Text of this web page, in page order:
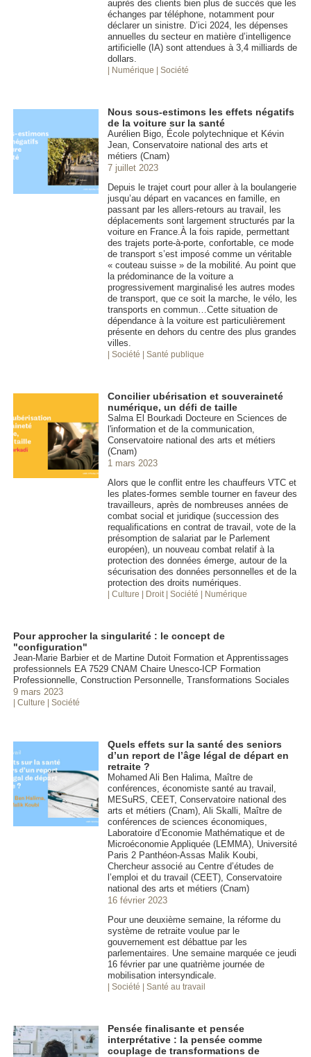
auprès des clients bien plus de succès que les
échanges par téléphone, notamment pour
déclarer un sinistre. D’ici 2024, les dépenses
annuelles du secteur en matière d’intelligence
artificielle (IA) sont attendues à 3,4 milliards de
dollars.
| Numérique | Société
Nous sous-estimons les effets négatifs
de la voiture sur la santé
Aurélien Bigo, École polytechnique et Kévin
Jean, Conservatoire national des arts et
métiers (Cnam)
7 juillet 2023
Depuis le trajet court pour aller à la boulangerie
jusqu’au départ en vacances en famille, en
passant par les allers-retours au travail, les
déplacements sont largement structurés par la
voiture en France.À la fois rapide, permettant
des trajets porte-à-porte, confortable, ce mode
de transport s’est imposé comme un véritable
« couteau suisse » de la mobilité. Au point que
la prédominance de la voiture a
progressivement marginalisé les autres modes
de transport, que ce soit la marche, le vélo, les
transports en commun…Cette situation de
dépendance à la voiture est particulièrement
présente en dehors du centre des plus grandes
villes.
| Société | Santé publique
Concilier ubérisation et souveraineté
numérique, un défi de taille
Salma El Bourkadi Docteure en Sciences de
l'information et de la communication,
Conservatoire national des arts et métiers
(Cnam)
1 mars 2023
Alors que le conflit entre les chauffeurs VTC et
les plates-formes semble tourner en faveur des
travailleurs, après de nombreuses années de
combat social et juridique (succession des
requalifications en contrat de travail, vote de la
présomption de salariat par le Parlement
européen), un nouveau combat relatif à la
protection des données émerge, autour de la
sécurisation des données personnelles et de la
protection des droits numériques.
| Culture | Droit | Société | Numérique
Pour approcher la singularité : le concept de
"configuration"
Jean-Marie Barbier et de Martine Dutoit Formation et Apprentissages
professionnels EA 7529 CNAM Chaire Unesco-ICP Formation
Professionnelle, Construction Personnelle, Transformations Sociales
9 mars 2023
| Culture | Société
Quels effets sur la santé des seniors
d’un report de l’âge légal de départ en
retraite ?
Mohamed Ali Ben Halima, Maître de
conférences, économiste santé au travail,
MESuRS, CEET, Conservatoire national des
arts et métiers (Cnam), Ali Skalli, Maître de
conférences de sciences économiques,
Laboratoire d’Economie Mathématique et de
Microéconomie Appliquée (LEMMA), Université
Paris 2 Panthéon-Assas Malik Koubi,
Chercheur associé au Centre d’études de
l’emploi et du travail (CEET), Conservatoire
national des arts et métiers (Cnam)
16 février 2023
Pour une deuxième semaine, la réforme du
système de retraite voulue par le
gouvernement est débattue par les
parlementaires. Une semaine marquée ce jeudi
16 février par une quatrième journée de
mobilisation intersyndicale.
| Société | Santé au travail
Pensée finalisante et pensée
interprétative : la pensée comme
couplage de transformations de